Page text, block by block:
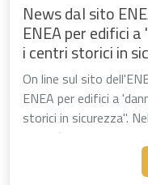
News dal sito
ENEA per edifici
i centri storici in
On line sul sito
ENEA per edifici a
storici in sicurezza".
attività …